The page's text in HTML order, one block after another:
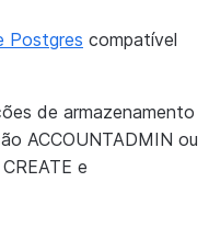
Postgres compatível
de armazenamento
ACCOUNTADMIN ou
e